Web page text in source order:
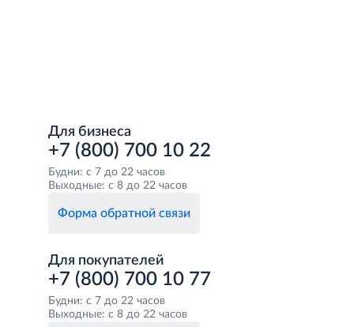
Для бизнеса
+7 (800) 700 10 22
Будни: с 7 до 22 часов
Выходные: с 8 до 22 часов
Форма обратной связи
Для покупателей
+7 (800) 700 10 77
Будни: с 7 до 22 часов
Выходные: с 8 до 22 часов